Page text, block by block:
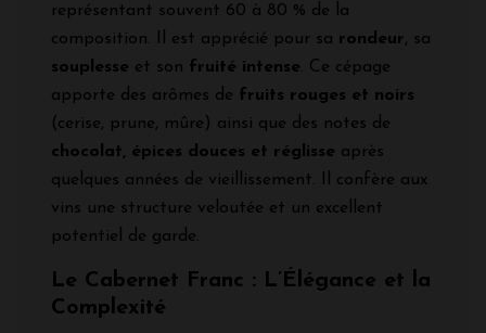
représentant souvent 60 à 80 % de la
composition. Il est apprécié pour sa rondeur, sa
souplesse et son fruité intense. Ce cépage
apporte des arômes de fruits rouges et noirs
(cerise, prune, mûre) ainsi que des notes de
chocolat, épices douces et réglisse après
quelques années de vieillissement. Il confère aux
vins une structure veloutée et un excellent
potentiel de garde.
Le Cabernet Franc : L’Élégance et la
Complexité